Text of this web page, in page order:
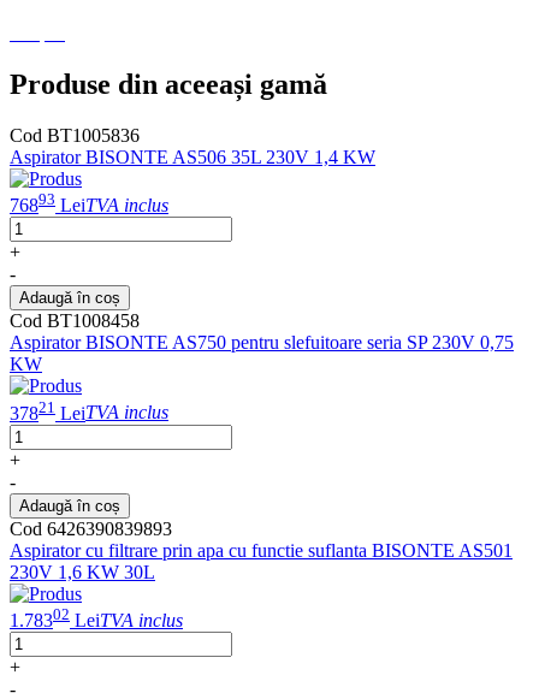
Produse din aceeași gamă
Cod BT1005836
Aspirator BISONTE AS506 35L 230V 1,4 KW
76893 LeiTVA inclus
+
-
Adaugă în coș
Cod BT1008458
Aspirator BISONTE AS750 pentru slefuitoare seria SP 230V 0,75
KW
37821 LeiTVA inclus
+
-
Adaugă în coș
Cod 6426390839893
Aspirator cu filtrare prin apa cu functie suflanta BISONTE AS501
230V 1,6 KW 30L
1.78302 LeiTVA inclus
+
-